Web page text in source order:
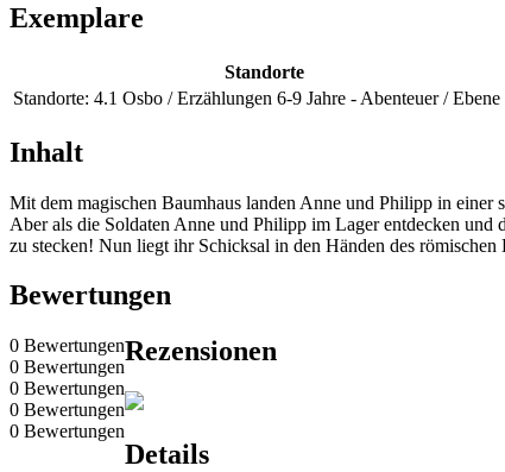
Exemplare
Standorte
Standorte: 4.1 Osbo / Erzählungen 6-9 Jahre - Abenteuer / Ebene
Inhalt
Mit dem magischen Baumhaus landen Anne und Philipp in einer
Aber als die Soldaten Anne und Philipp im Lager entdecken
zu stecken! Nun liegt ihr Schicksal in den Händen des
Bewertungen
0 Bewertungen
0 Bewertungen
0 Bewertungen
0 Bewertungen
0 Bewertungen
Rezensionen
Details